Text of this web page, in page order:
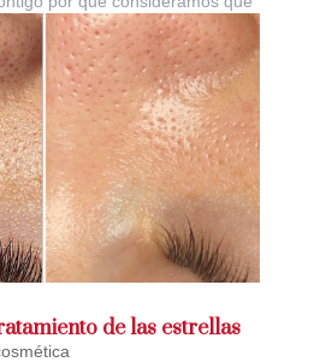
de las estrellas